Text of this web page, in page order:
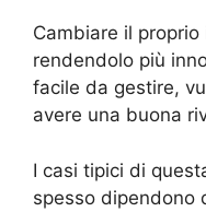
Cambiare il
rendendolo più
facile da gestire,
avere una buona
I casi tipici di
spesso dipendono